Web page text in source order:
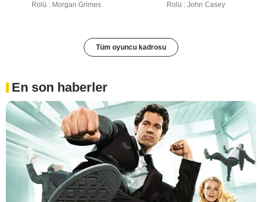
Rolü : Morgan Grimes Rolü : John Casey
Tüm oyuncu kadrosu
En son haberler